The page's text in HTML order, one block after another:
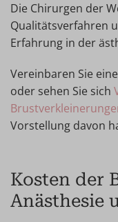
Die Chirurgen der
Qualitätsverfahren
Erfahrung in der
Vereinbaren Sie
oder sehen Sie sich
Vorstellung davon
Kosten der
Anästhesie